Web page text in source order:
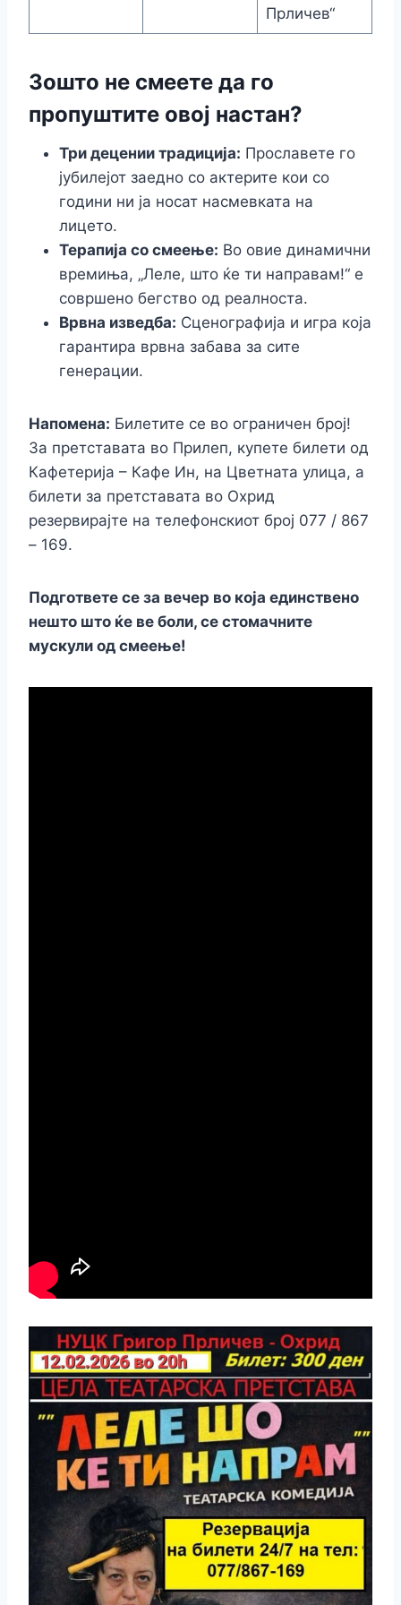
Прличев“
Зошто не смеете да го
пропуштите овој настан?
Три децении традиција: Прославете го
јубилејот заедно со актерите кои со
години ни ја носат насмевката на
лицето.
Терапија со смеење: Во овие динамични
времиња, „Леле, што ќе ти направам!“ е
совршено бегство од реалноста.
Врвна изведба: Сценографија и игра која
гарантира врвна забава за сите
генерации.
Напомена: Билетите се во ограничен број!
За претставата во Прилеп, купете билети од
Кафетерија – Кафе Ин, на Цветната улица, а
билети за претставата во Охрид
резервирајте на телефонскиот број 077 / 867
– 169.
Подгответе се за вечер во која единствено
нешто што ќе ве боли, се стомачните
мускули од смеење!